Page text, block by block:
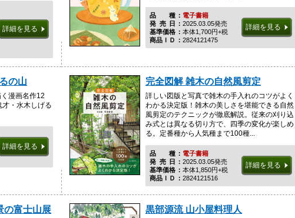
詳細を見る
品種電子書籍
発売日 2025.03.05発売
基準価格
本体1,700円+税
商品ＩＤ
2824121475
詳細を見る
の山
漫画名作12
・水木しげる
詳細を見る
完全図解 雑木の自然風剪定
詳しい図版と写真で雑木の手入れのコツがよく
わかる決定版！雑木の美しさを堪能できる自然
風剪定のテクニックが徹底解説。従来の刈り込
み式とは異なる切り方で、四季の変化が楽しめ
る。定番種から人気種まで100種...
品種電子書籍
発売日 2025.03.05発売
基準価格
本体1,850円+税
商品ＩＤ
2824121516
詳細を見る
の富士山展
黒部源流 山小屋料理人